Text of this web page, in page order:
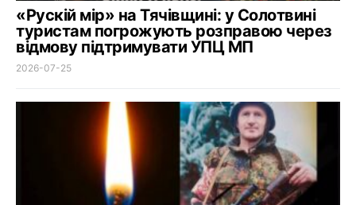
«Рускій мір» на Тячівщині: у Солотвині
туристам погрожують розправою через
відмову підтримувати УПЦ МП
2026-07-25